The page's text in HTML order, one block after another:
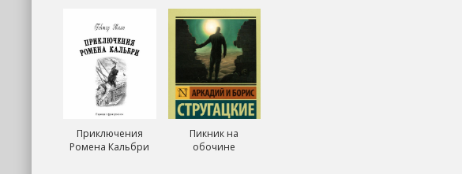
Приключения
Ромена Кальбри
Пикник на
обочине